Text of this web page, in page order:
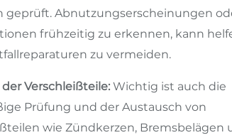
geprüft. Abnutzungserscheinungen
frühzeitig zu erkennen, kann
zu vermeiden.
Verschleißteile: Wichtig ist auch die
Prüfung und der Austausch von
wie Zündkerzen, Bremsbelägen